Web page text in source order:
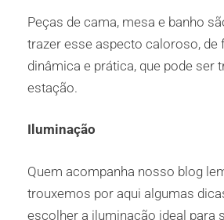
Peças de cama, mesa e banho
trazer esse aspecto caloroso, de
dinâmica e prática, que pode ser
estação.
Iluminação
Quem acompanha nosso blog
trouxemos por aqui algumas
escolher a iluminação ideal para